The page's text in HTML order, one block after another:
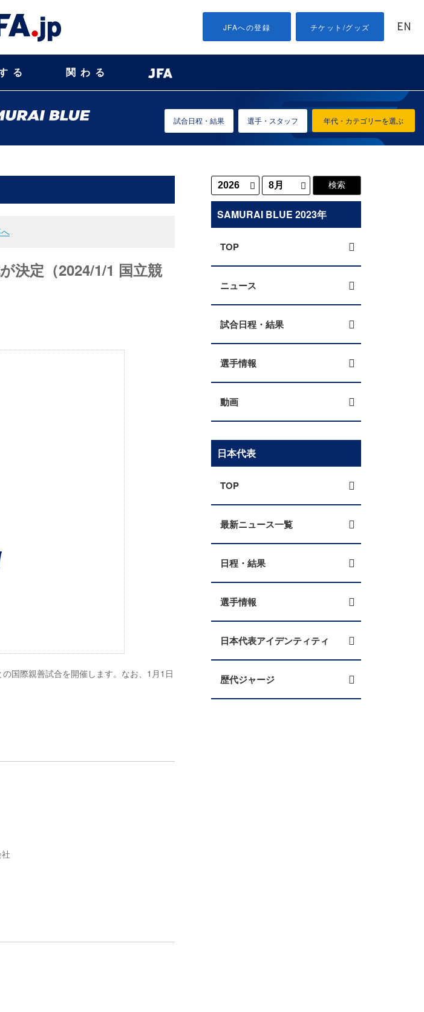
JFAへの登録 チケット/グッズ EN
る 関わる
年代・カテゴリーを選ぶ
試合日程・結果 選手・スタッフ
決定（2024/1/1 国立競
国際親善試合を開催します。なお、1月1日
SAMURAI BLUE 2023年
TOP
ニュース
試合日程・結果
選手情報
動画
日本代表
TOP
最新ニュース一覧
日程・結果
選手情報
日本代表アイデンティティ
歴代ジャージ